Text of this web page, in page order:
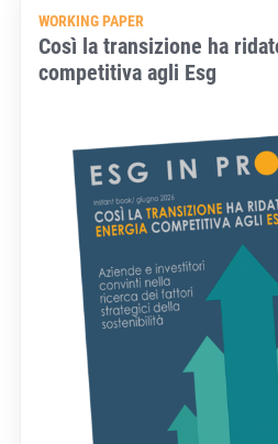
WORKING PAPER
Così la transizione ha
competitiva agli Esg